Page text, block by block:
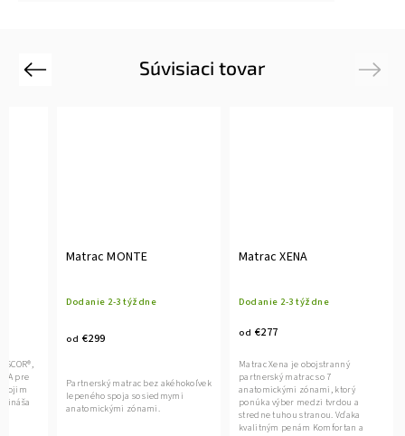
Súvisiaci tovar
Previous
pre
Matrac MONTE
Dodanie 2-3 týždne
od €299
Partnerský matrac bez akéhokoľvek
lepeného spoja so siedmymi
anatomickými zónami.
Matrac XENA
Dodanie 2-3 týždne
od €277
Matrac Xena je obojstranný
partnerský matrac so 7
anatomickými zónami, ktorý
ponúka výber medzi tvrdou a
stredne tuhou stranou. Vďaka
kvalitným penám Komfortan a
Next